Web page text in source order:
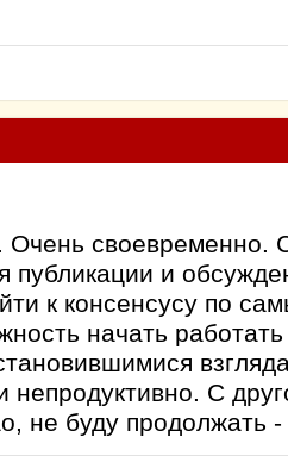
Очень своевременно.
публикации и
к консенсусу по
начать
непродуктивно. С
не буду продолжать -